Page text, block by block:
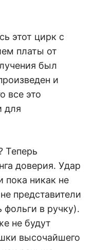
этот цирк с
платы от
был
и
все это
для
Теперь
доверия. Удар
никак не
представители
в ручку).
не будут
высочайшего